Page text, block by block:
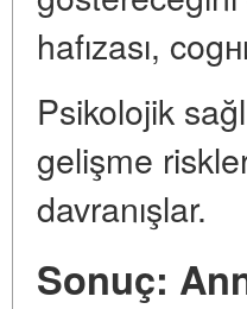
hafızası,
Psikolojik
gelişme
davranışlar.
Sonuç: